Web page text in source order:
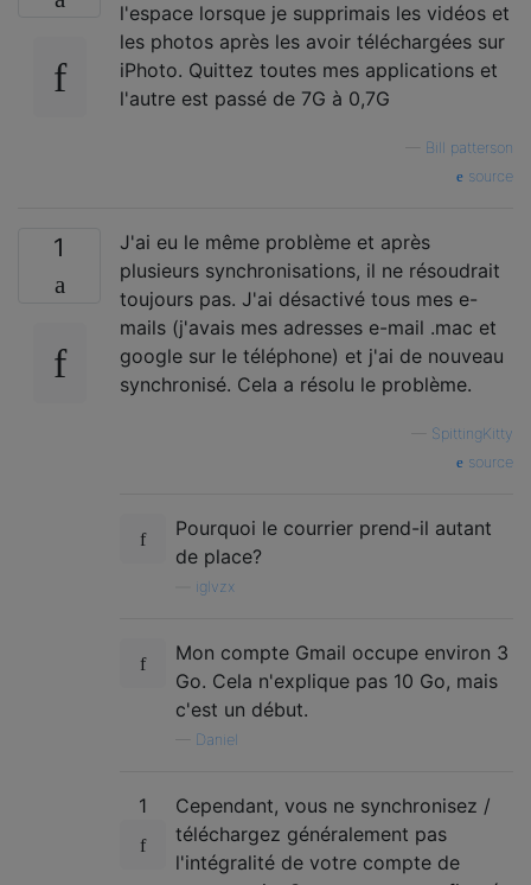
l'espace lorsque je supprimais les vidéos et
les photos après les avoir téléchargées sur
iPhoto. Quittez toutes mes applications et
l'autre est passé de 7G à 0,7G
Bill patterson
source
1
J'ai eu le même problème et après
plusieurs synchronisations, il ne résoudrait
toujours pas. J'ai désactivé tous mes e-
mails (j'avais mes adresses e-mail .mac et
google sur le téléphone) et j'ai de nouveau
synchronisé. Cela a résolu le problème.
SpittingKitty
source
Pourquoi le courrier prend-il autant
de place?
iglvzx
Mon compte Gmail occupe environ 3
Go. Cela n'explique pas 10 Go, mais
c'est un début.
Daniel
1
Cependant, vous ne synchronisez /
téléchargez généralement pas
l'intégralité de votre compte de